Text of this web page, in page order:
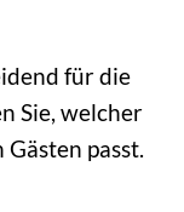
für die
Sie, welcher
passt.